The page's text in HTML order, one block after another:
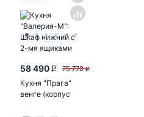
58 490 P 75 770 P
Кухня "Прага"
венге (корпус